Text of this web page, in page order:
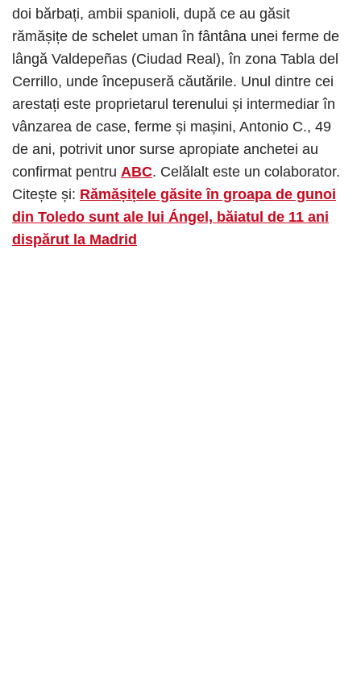
doi bărbați, ambii spanioli, după ce au găsit
rămășițe de schelet uman în fântâna unei ferme de
lângă Valdepeñas (Ciudad Real), în zona Tabla del
Cerrillo, unde începuseră căutările. Unul dintre cei
arestați este proprietarul terenului și intermediar în
vânzarea de case, ferme și mașini, Antonio C., 49
de ani, potrivit unor surse apropiate anchetei au
confirmat pentru ABC. Celălalt este un colaborator.
Citește și: Rămășițele găsite în groapa de gunoi
din Toledo sunt ale lui Ángel, băiatul de 11 ani
dispărut la Madrid